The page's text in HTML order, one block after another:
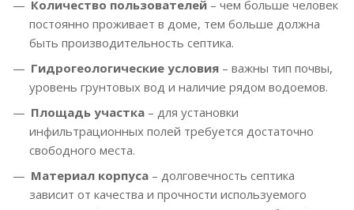
Количество пользователей – чем больше человек
постоянно проживает в доме, тем больше должна
быть производительность септика.
Гидрогеологические условия – важны тип почвы,
уровень грунтовых вод и наличие рядом водоемов.
Площадь участка – для установки
инфильтрационных полей требуется достаточно
свободного места.
Материал корпуса – долговечность септика
зависит от качества и прочности используемого